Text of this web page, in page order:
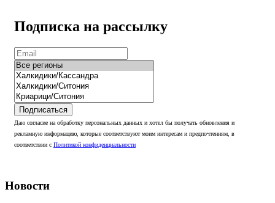
Подписка на рассылку
Подписаться
Даю согласие на обработку персональных данных и хотел бы получать обновления и
рекламную информацию, которые соответствуют моим интересам и предпочтениям, в
соответствии с Политикой конфиденциальности
Новости